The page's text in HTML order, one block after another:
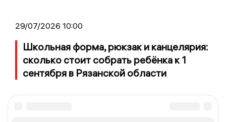
29/07/2026 10:00
Школьная форма, рюкзак и канцелярия:
сколько стоит собрать ребёнка к 1
сентября в Рязанской области